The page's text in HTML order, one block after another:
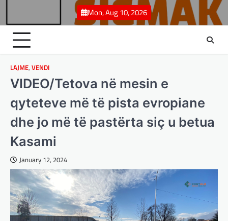
content
Mon, Aug 10, 2026
LAJME, VENDI
VIDEO/Tetova në mesin e
qyteteve më të pista evropiane
dhe jo më të pastërta siç u betua
Kasami
January 12, 2024